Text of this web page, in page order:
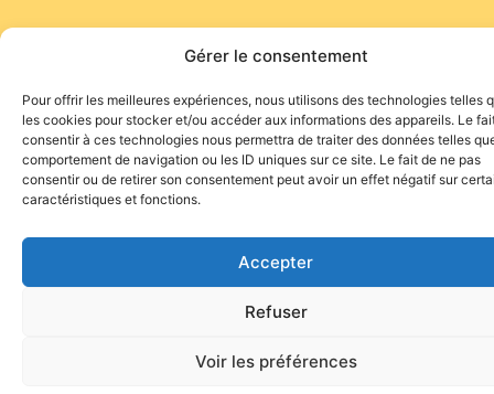
Gérer le consentement
Pour offrir les meilleures expériences, nous utilisons des technologies telles
les cookies pour stocker et/ou accéder aux informations des appareils. Le
consentir à ces technologies nous permettra de traiter des données telles
comportement de navigation ou les ID uniques sur ce site. Le fait de ne pas
consentir ou de retirer son consentement peut avoir un effet négatif sur
caractéristiques et fonctions.
Accepter
Refuser
Voir les préférences